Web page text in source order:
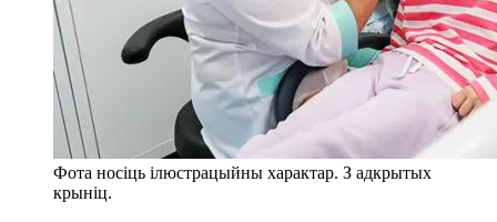
Фота носіць ілюстрацыйны характар. З адкрытых
крыніц.